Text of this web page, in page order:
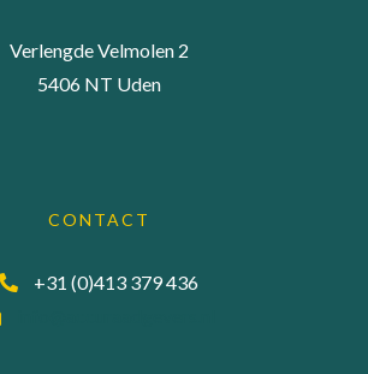
Verlengde Velmolen 2
5406 NT Uden
CONTACT
+31 (0)413 379 436